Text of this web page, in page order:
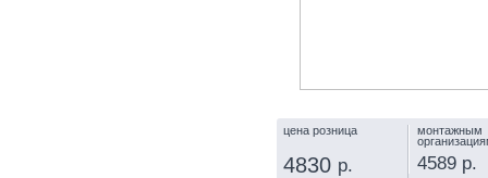
цена розница
4830 р.
монтажным
4589 р.